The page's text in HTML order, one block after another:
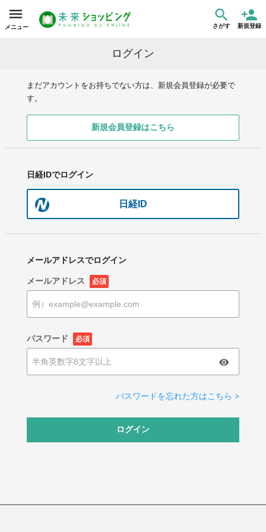
メニュー さがす 新規登録
ログイン
まだアカウントをお持ちでない方は、新規会員登録が必要で
す。
新規会員登録はこちら
日経IDでログイン
日経ID
メールアドレスでログイン
メールアドレス 必須
パスワード 必須
パスワードを忘れた方はこちら >
ログイン